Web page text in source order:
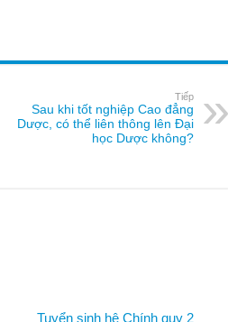
Tiếp
Sau khi tốt nghiệp Cao đẳng
Dược, có thể liên thông lên Đại
học Dược không?
Tuyển sinh hệ Chính quy 2